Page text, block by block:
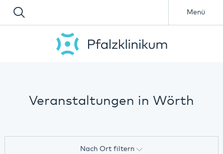
Menü
Veranstaltungen in Wörth
Nach Ort filtern